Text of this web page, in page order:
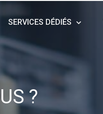
SERVICES DÉDIÉS
?